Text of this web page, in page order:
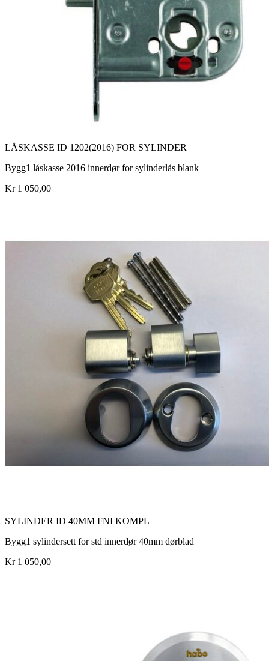
LÅSKASSE ID 1202(2016) FOR SYLINDER
Bygg1 låskasse 2016 innerdør for sylinderlås blank
Kr 1 050,00
SYLINDER ID 40MM FNI KOMPL
Bygg1 sylindersett for std innerdør 40mm dørblad
Kr 1 050,00